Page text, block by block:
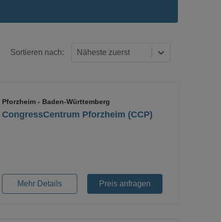
Sortieren nach: Näheste zuerst
CongressCentrum Pforzheim (CCP)
Pforzheim- Baden-Württemberg
Mehr Details Preis anfragen